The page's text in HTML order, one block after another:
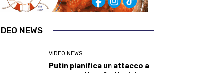
NEWS
VIDEO NEWS
Putin pianifica un attacco a